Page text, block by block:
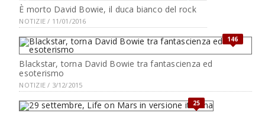
È morto David Bowie, il duca bianco del rock
NOTIZIE / 11/01/2016
146
Blackstar, torna David Bowie tra fantascienza ed
esoterismo
NOTIZIE / 3/12/2015
25